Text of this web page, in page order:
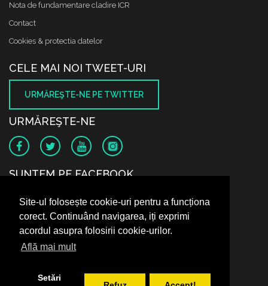
Site-ul folosește cookie-uri pentru a funcționa
corect. Continuând navigarea, iți exprimi
acordul asupra folosirii cookie-urilor.
Află mai mult
Setări
Nota de fundamentare cladire ICR
Contact
Cookies & protectia datelor
CELE MAI NOI TWEET-URI
URMĂREŞTE-NE PE TWITTER
URMĂREŞTE-NE
SUNTEM PE FACEBOOK